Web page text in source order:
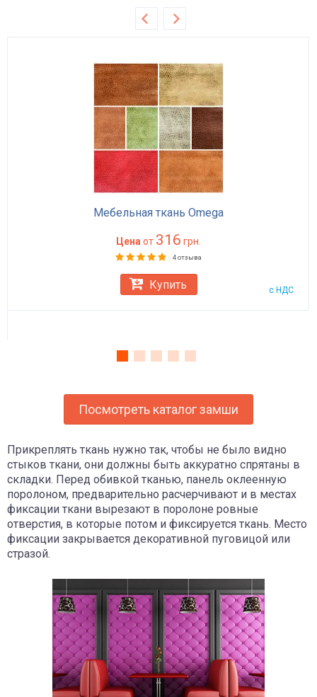
Мебельная ткань Omega
Цена от 316 грн.
4 отзыва
с НДС
Купить
Посмотреть каталог замши
Прикреплять ткань нужно так, чтобы не было видно
стыков ткани, они должны быть аккуратно спрятаны в
складки. Перед обивкой тканью, панель оклеенную
поролоном, предварительно расчерчивают и в местах
фиксации ткани вырезают в поролоне ровные
отверстия, в которые потом и фиксируется ткань. Место
фиксации закрывается декоративной пуговицой или
стразой.